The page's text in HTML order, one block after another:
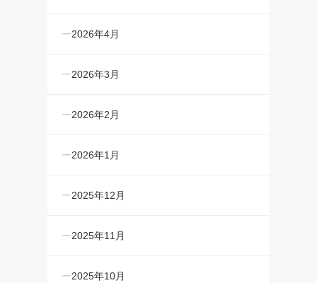
2026年4月
2026年3月
2026年2月
2026年1月
2025年12月
2025年11月
2025年10月